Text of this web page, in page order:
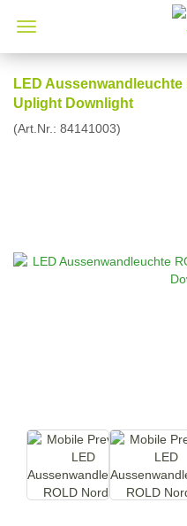
LED
Uplight Downlight
(Art.Nr.: 84141003)